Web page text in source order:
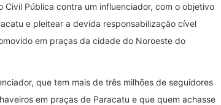
Civil Pública contra um influenciador, com o objetivo
e pleitear a devida responsabilização cível
em praças da cidade do Noroeste do
que tem mais de três milhões de seguidores
em praças de Paracatu e que quem achasse